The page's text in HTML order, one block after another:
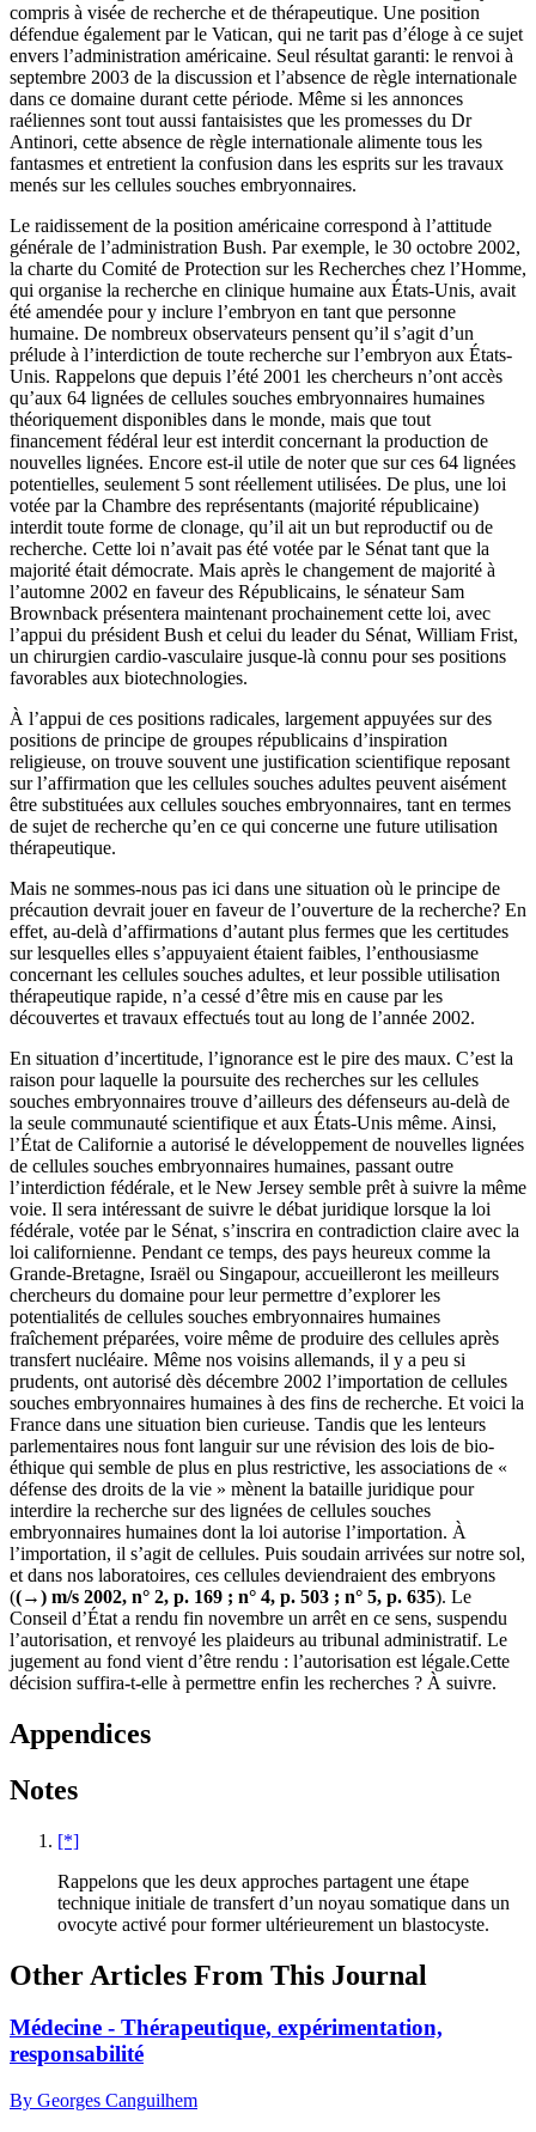
compris à visée de recherche et de thérapeutique. Une position
défendue également par le Vatican, qui ne tarit pas d’éloge à ce sujet
envers l’administration américaine. Seul résultat garanti: le renvoi à
septembre 2003 de la discussion et l’absence de règle internationale
dans ce domaine durant cette période. Même si les annonces
raéliennes sont tout aussi fantaisistes que les promesses du Dr
Antinori, cette absence de règle internationale alimente tous les
fantasmes et entretient la confusion dans les esprits sur les travaux
menés sur les cellules souches embryonnaires.
Le raidissement de la position américaine correspond à l’attitude
générale de l’administration Bush. Par exemple, le 30 octobre 2002,
la charte du Comité de Protection sur les Recherches chez l’Homme,
qui organise la recherche en clinique humaine aux États-Unis, avait
été amendée pour y inclure l’embryon en tant que personne
humaine. De nombreux observateurs pensent qu’il s’agit d’un
prélude à l’interdiction de toute recherche sur l’embryon aux États-
Unis. Rappelons que depuis l’été 2001 les chercheurs n’ont accès
qu’aux 64 lignées de cellules souches embryonnaires humaines
théoriquement disponibles dans le monde, mais que tout
financement fédéral leur est interdit concernant la production de
nouvelles lignées. Encore est-il utile de noter que sur ces 64 lignées
potentielles, seulement 5 sont réellement utilisées. De plus, une loi
votée par la Chambre des représentants (majorité républicaine)
interdit toute forme de clonage, qu’il ait un but reproductif ou de
recherche. Cette loi n’avait pas été votée par le Sénat tant que la
majorité était démocrate. Mais après le changement de majorité à
l’automne 2002 en faveur des Républicains, le sénateur Sam
Brownback présentera maintenant prochainement cette loi, avec
l’appui du président Bush et celui du leader du Sénat, William Frist,
un chirurgien cardio-vasculaire jusque-là connu pour ses positions
favorables aux biotechnologies.
À l’appui de ces positions radicales, largement appuyées sur des
positions de principe de groupes républicains d’inspiration
religieuse, on trouve souvent une justification scientifique reposant
sur l’affirmation que les cellules souches adultes peuvent aisément
être substituées aux cellules souches embryonnaires, tant en termes
de sujet de recherche qu’en ce qui concerne une future utilisation
thérapeutique.
Mais ne sommes-nous pas ici dans une situation où le principe de
précaution devrait jouer en faveur de l’ouverture de la recherche? En
effet, au-delà d’affirmations d’autant plus fermes que les certitudes
sur lesquelles elles s’appuyaient étaient faibles, l’enthousiasme
concernant les cellules souches adultes, et leur possible utilisation
thérapeutique rapide, n’a cessé d’être mis en cause par les
découvertes et travaux effectués tout au long de l’année 2002.
En situation d’incertitude, l’ignorance est le pire des maux. C’est la
raison pour laquelle la poursuite des recherches sur les cellules
souches embryonnaires trouve d’ailleurs des défenseurs au-delà de
la seule communauté scientifique et aux États-Unis même. Ainsi,
l’État de Californie a autorisé le développement de nouvelles lignées
de cellules souches embryonnaires humaines, passant outre
l’interdiction fédérale, et le New Jersey semble prêt à suivre la même
voie. Il sera intéressant de suivre le débat juridique lorsque la loi
fédérale, votée par le Sénat, s’inscrira en contradiction claire avec la
loi californienne. Pendant ce temps, des pays heureux comme la
Grande-Bretagne, Israël ou Singapour, accueilleront les meilleurs
chercheurs du domaine pour leur permettre d’explorer les
potentialités de cellules souches embryonnaires humaines
fraîchement préparées, voire même de produire des cellules après
transfert nucléaire. Même nos voisins allemands, il y a peu si
prudents, ont autorisé dès décembre 2002 l’importation de cellules
souches embryonnaires humaines à des fins de recherche. Et voici la
France dans une situation bien curieuse. Tandis que les lenteurs
parlementaires nous font languir sur une révision des lois de bio-
éthique qui semble de plus en plus restrictive, les associations de «
défense des droits de la vie » mènent la bataille juridique pour
interdire la recherche sur des lignées de cellules souches
embryonnaires humaines dont la loi autorise l’importation. À
l’importation, il s’agit de cellules. Puis soudain arrivées sur notre sol,
et dans nos laboratoires, ces cellules deviendraient des embryons
((→) m/s 2002, n° 2, p. 169 ; n° 4, p. 503 ; n° 5, p. 635). Le
Conseil d’État a rendu fin novembre un arrêt en ce sens, suspendu
l’autorisation, et renvoyé les plaideurs au tribunal administratif. Le
jugement au fond vient d’être rendu : l’autorisation est légale.Cette
décision suffira-t-elle à permettre enfin les recherches ? À suivre.
Appendices
Notes
[*]
Rappelons que les deux approches partagent une étape
technique initiale de transfert d’un noyau somatique dans un
ovocyte activé pour former ultérieurement un blastocyste.
Other Articles From This Journal
Médecine - Thérapeutique, expérimentation,
responsabilité
By Georges Canguilhem